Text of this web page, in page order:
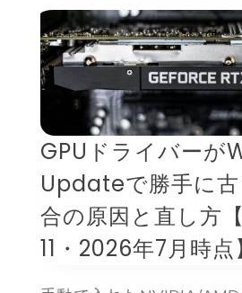
GPUドライバーが
Updateで勝手に
合の原因と直し方
11・2026年7月時点】